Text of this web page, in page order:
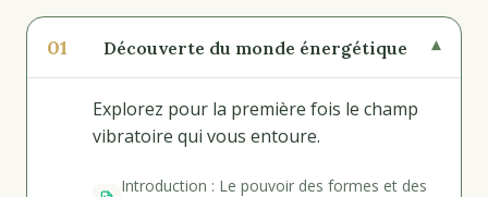
01 Découverte du monde énergétique ▾
Explorez pour la première fois le champ
vibratoire qui vous entoure.
Introduction : Le pouvoir des formes et des